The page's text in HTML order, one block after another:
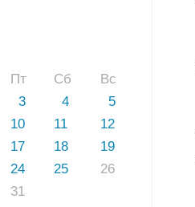
Пт Сб
Вс
3 4
5
10 11
12
17 18
19
24 25
26
31